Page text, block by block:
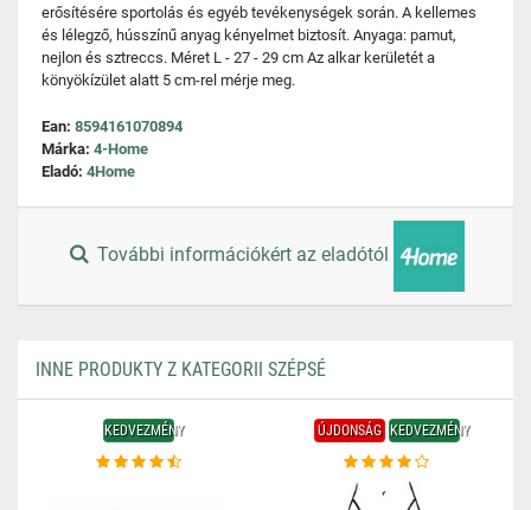
erősítésére sportolás és egyéb tevékenységek során. A kellemes
és lélegző, hússzínű anyag kényelmet biztosít. Anyaga: pamut,
nejlon és sztreccs. Méret L - 27 - 29 cm Az alkar kerületét a
könyökízület alatt 5 cm-rel mérje meg.
Ean: 8594161070894
Márka: 4-Home
Eladó: 4Home
További információkért az eladótól
INNE PRODUKTY Z KATEGORII SZÉPSÉ
KEDVEZMÉNY ÚJDONSÁG KEDVEZMÉNY